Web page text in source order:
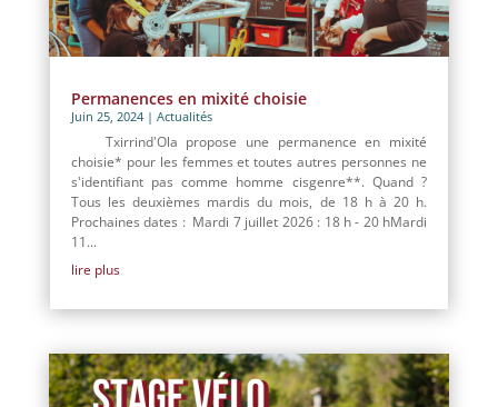
Permanences en mixité choisie
Juin 25, 2024| Actualités
Txirrind'Ola propose une permanence en mixité
choisie* pour les femmes et toutes autres personnes ne
s'identifiant pas comme homme cisgenre**. Quand ?
Tous les deuxièmes mardis du mois, de 18 h à 20 h.
Prochaines dates : Mardi 7 juillet 2026 : 18 h - 20 hMardi
11...
lire plus